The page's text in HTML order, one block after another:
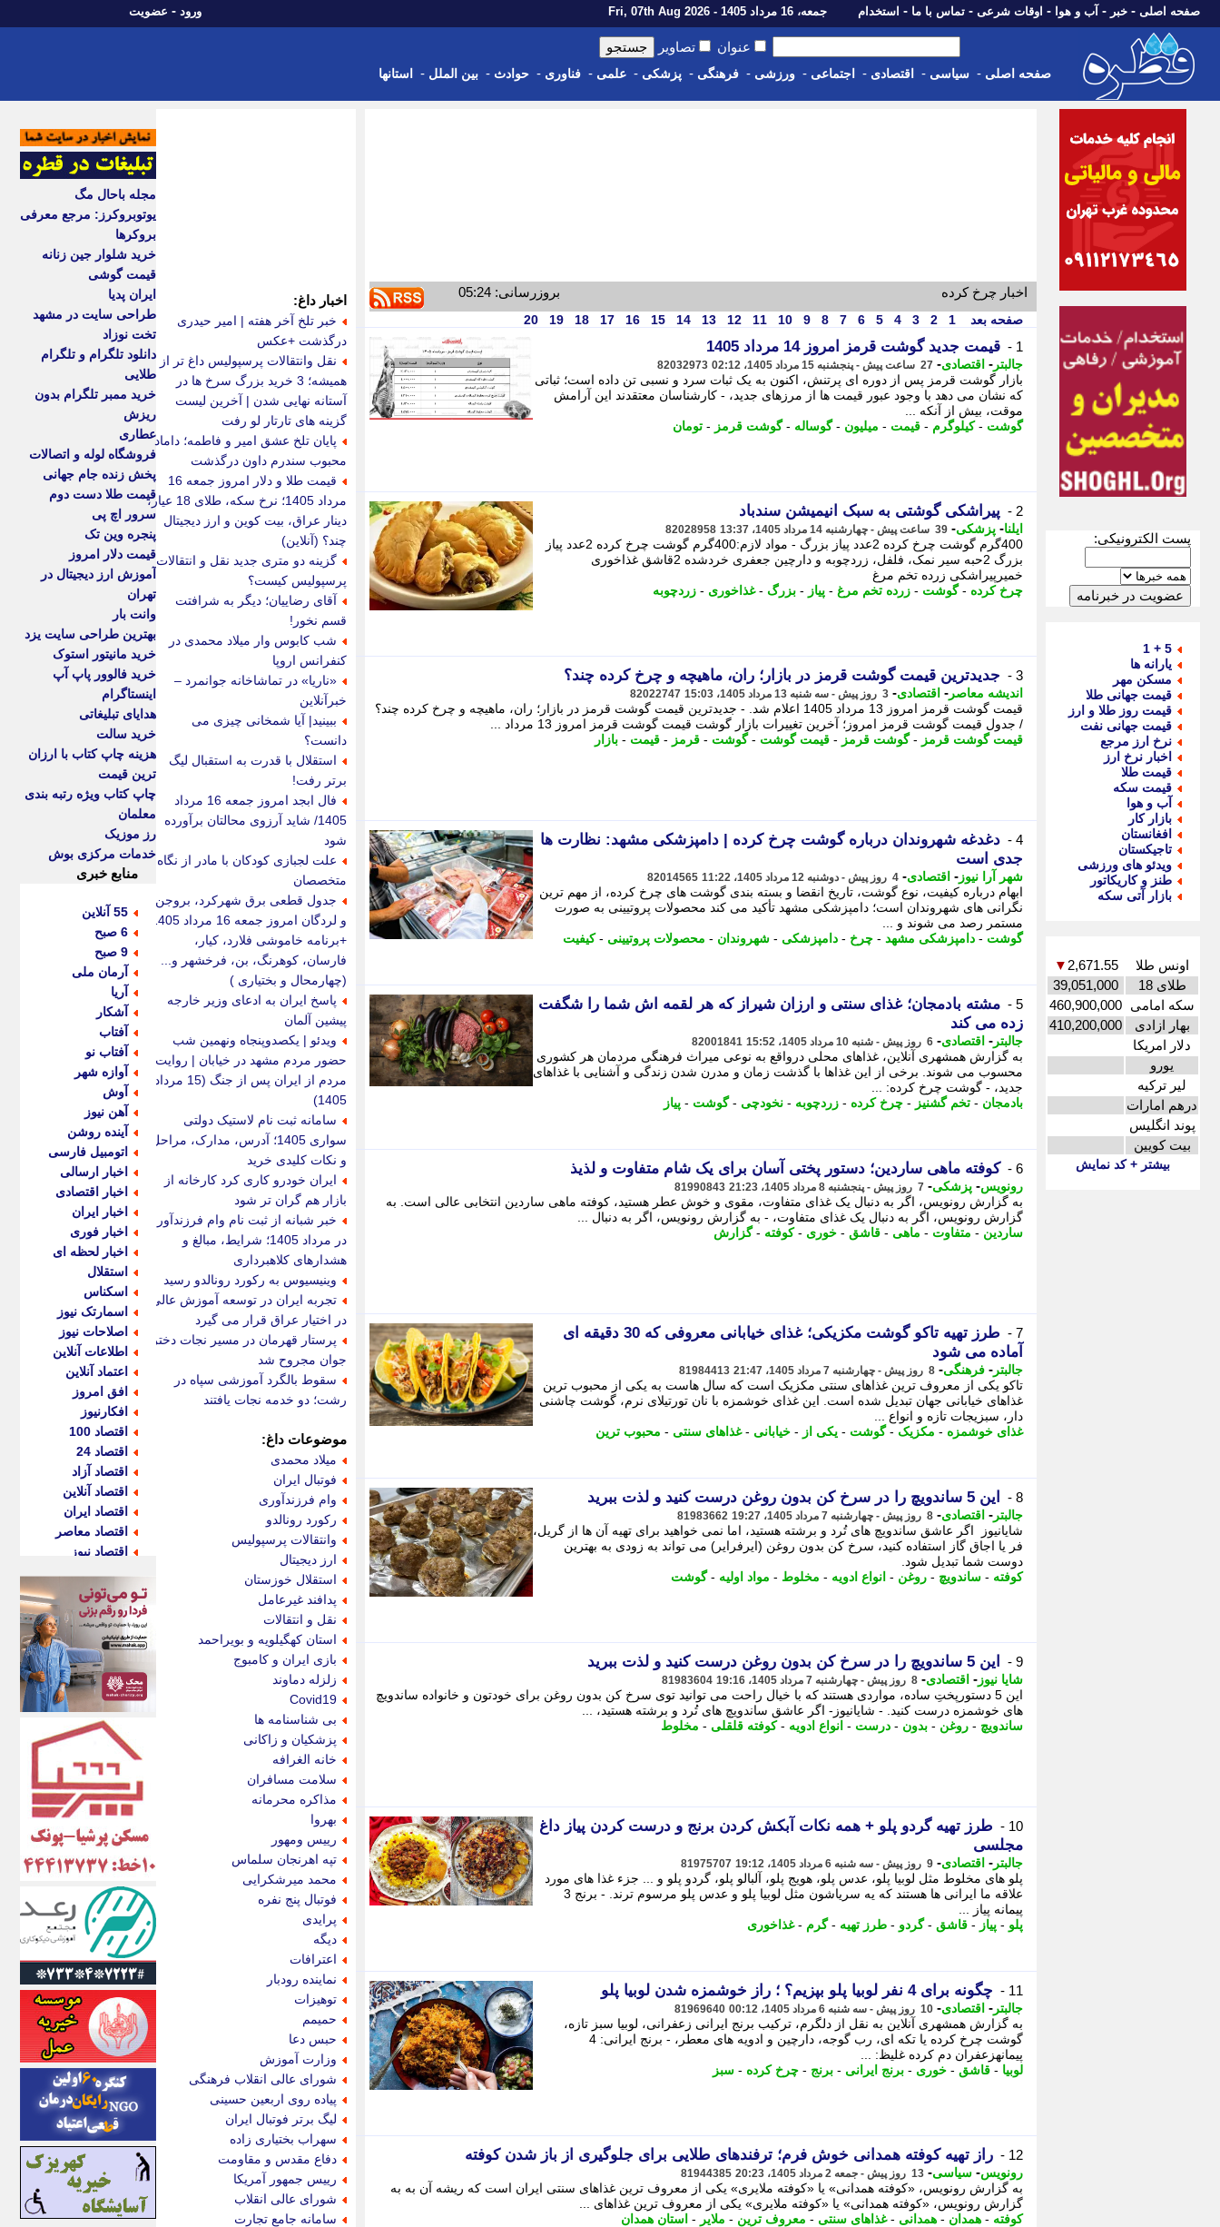
صفحه اصلی - خبر - آب و هوا - اوقات شرعی - تماس با ما - استخدام جمعه، 16 مرداد 1405 - Fri, 07th Aug 2026 ورود - عضویت
عنوان تصاویر
صفحه اصلی - سیاسی - اقتصادی - اجتماعی - ورزشی - فرهنگی - پزشکی - علمی - فناوری - حوادث - بین الملل - استانها
پست الکترونیکی:
5 + 1
یارانه ها
مسکن مهر
قیمت جهانی طلا
قیمت روز طلا و ارز
قیمت جهانی نفت
نرخ ارز مرجع
اخبار نرخ ارز
قیمت طلا
قیمت سکه
آب و هوا
بازار کار
افغانستان
تاجیکستان
ویدئو های ورزشی
طنز و کاریکاتور
بازار آتی سکه
اونس طلا 2,671.55
▼
طلای 18
39,051,000
سکه امامی 460,900,000
بهار ازادی
410,200,000
دلار امریکا
یورو
لیر ترکیه
درهم امارات
پوند انگلیس
بیت کویین
بیشتر + کد نمایش
اخبار چرخ کرده بروزرسانی: 05:24
صفحه بعد 1
2
3
4
5
6
7
8
9
10
11
12
13
14
15
16
17
18
19
20
1 - قیمت جدید گوشت قرمز امروز 14 مرداد 1405
جالبتر - اقتصادی- 27 ساعت پیش - پنجشنبه 15 مرداد 1405، 02:12 82032973
بازار گوشت قرمز پس از دوره ای پرتنش، اکنون به یک ثبات سرد و نسبی تن داده است؛ ثباتی
که نشان می دهد با وجود عبور قیمت ها از مرزهای جدید، - کارشناسان معتقدند این آرامش
موقت، بیش از آنکه ...
گوشت -کیلوگرم - قیمت - میلیون -گوساله -گوشت قرمز - تومان
2 - پیراشکی گوشتی به سبک انیمیشن سندباد
ایلنا- پزشکی- 39 ساعت پیش - چهارشنبه 14 مرداد 1405، 13:37 82028958
400گرم گوشت چرخ کرده 2عدد پیاز بزرگ - مواد لازم:400گرم گوشت چرخ کرده 2عدد پیاز
بزرگ 2حبه سیر نمک، فلفل، زردچوبه و دارچین جعفری خردشده 2قاشق غذاخوری
خمیرپیراشکی زرده تخم مرغ
چرخ کرده -گوشت - زرده تخم مرغ - پیاز - بزرگ -غذاخوری - زردچوبه
3 - جدیدترین قیمت گوشت قرمز در بازار؛ ران، ماهیچه و چرخ کرده چند؟
اندیشه معاصر - اقتصادی- 3 روز پیش - سه شنبه 13 مرداد 1405، 15:03 82022747
قیمت گوشت قرمز امروز 13 مرداد 1405 اعلام شد. - جدیدترین قیمت گوشت قرمز در بازار؛ ران، ماهیچه و چرخ کرده چند؟
/ جدول قیمت گوشت قرمز امروز؛ آخرین تغییرات بازار گوشت قیمت گوشت قرمز امروز 13 مرداد ...
قیمت گوشت قرمز -گوشت قرمز - قیمت گوشت -گوشت - قرمز - قیمت - بازار
4 -
دغدغه شهروندان درباره گوشت چرخ کرده | دامپزشکی مشهد: نظارت ها
جدی است
شهر آرا نیوز - اقتصادی- 4 روز پیش - دوشنبه 12 مرداد 1405، 11:22 82014565
ابهام درباره کیفیت، نوع گوشت، تاریخ انقضا و بسته بندی گوشت های چرخ کرده، از مهم ترین
نگرانی های شهروندان است؛ دامپزشکی مشهد تأکید می کند محصولات پروتیینی به صورت
مستمر رصد می شوند و ...
گوشت - دامپزشکی مشهد - چرخ - دامپزشکی - شهروندان - محصولات پروتیینی -کیفیت
5 -
مشته بادمجان؛ غذای سنتی و ارزان شیراز که هر لقمه اش شما را شگفت
زده می کند
جالبتر - اقتصادی- 6 روز پیش - شنبه 10 مرداد 1405، 15:52 82001841
به گزارش همشهری آنلاین، غذاهای محلی درواقع به نوعی میراث فرهنگی مردمان هر کشوری
محسوب می شوند. برخی از این غذاها با گذشت زمان و مدرن شدن زندگی و آشنایی با غذاهای
جدید، - گوشت چرخ کرده: ...
بادمجان - تخم گشنیز - چرخ کرده - زردچوبه - نخودچی -گوشت - پیاز
6 - کوفته ماهی ساردین؛ دستور پختی آسان برای یک شام متفاوت و لذیذ
رونویس- پزشکی- 7 روز پیش - پنجشنبه 8 مرداد 1405، 21:23 81990843
به گزارش رونویس، اگر به دنبال یک غذای متفاوت، مقوی و خوش عطر هستید، کوفته ماهی ساردین انتخابی عالی است. به
گزارش رونویس، اگر به دنبال یک غذای متفاوت، - به گزارش رونویس، اگر به دنبال ...
ساردین - متفاوت - ماهی - قاشق - خوری -کوفته -گزارش
7 -
طرز تهیه تاکو گوشت مکزیکی؛ غذای خیابانی معروفی که 30 دقیقه ای
آماده می شود
جالبتر - فرهنگی- 8 روز پیش - چهارشنبه 7 مرداد 1405، 21:47 81984413
تاکو یکی از معروف ترین غذاهای سنتی مکزیک است که سال هاست به یکی از محبوب ترین
غذاهای خیابانی جهان تبدیل شده است. این غذای خوشمزه با نان تورتیلای نرم، گوشت چاشنی
دار، سبزیجات تازه و انواع ...
غذای خوشمزه - مکزیک -گوشت - یکی از - خیابانی -غذاهای سنتی - محبوب ترین
8 - این 5 ساندویچ را در سرخ کن بدون روغن درست کنید و لذت ببرید
جالبتر - اقتصادی- 8 روز پیش - چهارشنبه 7 مرداد 1405، 19:27 81983662
شایانیوز اگر عاشق ساندویچ های تُرد و برشته هستید، اما نمی خواهید برای تهیه آن ها از گریل،
فر یا اجاق گاز استفاده کنید، سرخ کن بدون روغن (ایرفرایر) می تواند به زودی به بهترین
دوست شما تبدیل شود.
کوفته - ساندویچ - روغن - انواع ادویه - مخلوط - مواد اولیه -گوشت
9 - این 5 ساندویچ را در سرخ کن بدون روغن درست کنید و لذت ببرید
شایا نیوز - اقتصادی- 8 روز پیش - چهارشنبه 7 مرداد 1405، 19:16 81983604
این 5 دستورپختِ ساده، مواردی هستند که با خیال راحت می توانید توی سرخ کن بدون روغن برای خودتون و خانواده ساندویچ
های خوشمزه درست کنید. - شایانیوز- اگر عاشق ساندویچ های تُرد و برشته هستید، ...
ساندویچ - روغن - بدون - درست - انواع ادویه -کوفته قلقلی - مخلوط
10 -
طرز تهیه گردو پلو + همه نکات آبکش کردن برنج و درست کردن پیاز داغ
مجلسی
جالبتر - اقتصادی- 9 روز پیش - سه شنبه 6 مرداد 1405، 19:12 81975707
پلو های مخلوط مثل لوبیا پلو، عدس پلو، هویج پلو، آلبالو پلو، گردو پلو و ... جزء غذا های مورد
علاقه ما ایرانی ها هستند که یه سریاشون مثل لوبیا پلو و عدس پلو مرسوم ترند. - برنج 3
پیمانه پیاز ...
پلو - پیاز - قاشق -گردو - طرز تهیه -گرم -غذاخوری
11 - چگونه برای 4 نفر لوبیا پلو بپزیم؟ ؛ راز خوشمزه شدن لوبیا پلو
جالبتر - اقتصادی- 10 روز پیش - سه شنبه 6 مرداد 1405، 00:12 81969640
به گزارش همشهری آنلاین به نقل از دلگرم، ترکیب برنج ایرانی زعفرانی، لوبیا سبز تازه،
گوشت چرخ کرده یا تکه ای، رب گوجه، دارچین و ادویه های معطر، - برنج ایرانی: 4
پیمانهزعفران دم کرده غلیظ: ...
لوبیا - قاشق - خوری - برنج ایرانی - برنج - چرخ کرده - سبز
12 - راز تهیه کوفته همدانی خوش فرم؛ ترفندهای طلایی برای جلوگیری از باز شدن کوفته
رونویس- سیاسی- 13 روز پیش - جمعه 2 مرداد 1405، 20:23 81944385
به گزارش رونویس، «کوفته همدانی» یا «کوفته ملایری» یکی از معروف ترین غذاهای سنتی ایران است که ریشه آن به به
گزارش رونویس، «کوفته همدانی» یا «کوفته ملایری» یکی از معروف ترین غذاهای ...
کوفته - همدان - همدانی -غذاهای سنتی - معروف ترین - ملایر - استان همدان
اخبار داغ:
خبر تلخ آخر هفته | امیر حیدری
درگذشت +عکس
نقل وانتقالات پرسپولیس داغ تر از
همیشه؛ 3 خرید بزرگ سرخ ها در
آستانه نهایی شدن | آخرین لیست
گزینه های تارتار لو رفت
پایان تلخ عشق امیر و فاطمه؛ داماد
محبوب سندرم داون درگذشت
قیمت طلا و دلار امروز جمعه 16
مرداد 1405؛ نرخ سکه، طلای 18 عیار،
دینار عراق، بیت کوین و ارز دیجیتال
چند؟ (آنلاین)
گزینه دو متری جدید نقل و انتقالات
پرسپولیس کیست؟
آقای رضاییان؛ دیگر به شرافتت
قسم نخور!
شب کابوس وار میلاد محمدی در
کنفرانس اروپا
«ناریا» در تماشاخانه جوانمرد –
خبرآنلاین
ببینید| آیا شمخانی چیزی می
دانست؟
استقلال با قدرت به استقبال لیگ
برتر رفت!
فال ابجد امروز جمعه 16 مرداد
1405/ شاید آرزوی محالتان برآورده
شود
علت لجبازی کودکان با مادر از نگاه
متخصصان
جدول قطعی برق شهرکرد، بروجن
و لردگان امروز جمعه 16 مرداد 1405
+برنامه خاموشی فلارد، کیار،
فارسان، کوهرنگ، بن، فرخشهر و...
(چهارمحال و بختیاری )
پاسخ ایران به ادعای وزیر خارجه
پیشین آلمان
ویدئو | یکصدوپنجاه ونهمین شب
حضور مردم مشهد در خیابان | روایت
مردم از ایران پس از جنگ (15 مرداد
1405)
سامانه ثبت نام لاستیک دولتی
سواری 1405؛ آدرس، مدارک، مراحل
و نکات کلیدی خرید
ایران خودرو کاری کرد کارخانه از
بازار هم گران تر شود
خبر شبانه از ثبت نام وام فرزندآوری
در مرداد 1405؛ شرایط، مبالغ و
هشدارهای کلاهبرداری
وینیسیوس به رکورد رونالدو رسید
تجربه ایران در توسعه آموزش عالی
در اختیار عراق قرار می گیرد
پرستار قهرمان در مسیر نجات دختر
جوان مجروح شد
سقوط بالگرد آموزشی سپاه در
رشت؛ دو خدمه نجات یافتند
موضوعات داغ:
میلاد محمدی
فوتبال ایران
وام فرزندآوری
رکورد رونالدو
وانتقالات پرسپولیس
ارز دیجیتال
استقلال خوزستان
پدافند غیرعامل
نقل و انتقالات
استان کهگیلویه و بویراحمد
بازی ایران و کامبوج
زلزله دماوند
Covid19
بی شناسنامه ها
پزشکیان و زاکانی
خانه الغرافه
سلامت مسافران
مذاکره محرمانه
بهروا
رییس ومهور
تپه اهرنجان سلماس
محمد میرشکرایی
فوتبال پنج نفره
پرایدی
دیگه
اعترافات
نماینده رودبار
توهیزات
حمیمم
حبس دعا
وزارت آموزش
شورای عالی انقلاب فرهنگی
پیاده روی اربعین حسینی
لیگ برتر فوتبال ایران
سهراب بختیاری زاده
دفاع مقدس و مقاومت
رییس جمهور آمریکا
شورای عالی انقلاب
سامانه جامع تجارت
مجله باحال مگ
یوتوبروکرز: مرجع معرفی
بروکرها
خرید شلوار جین زنانه
قیمت گوشی
ایران پدیا
طراحی سایت در مشهد
تخت نوزاد
دانلود تلگرام و تلگرام
طلایی
خرید ممبر تلگرام بدون
ریزش
عطاری
فروشگاه لوله و اتصالات
پخش زنده جام جهانی
قیمت طلا دست دوم
سرور اچ پی
پنجره وین تک
قیمت دلار امروز
آموزش ارز دیجیتال در
تهران
وانت بار
بهترین طراحی سایت یزد
خرید مانیتور استوک
خرید فالوور پاپ آپ
اینستاگرام
هدایای تبلیغاتی
خرید سالت
هزینه چاپ کتاب با ارزان
ترین قیمت
چاپ کتاب ویژه رتبه بندی
معلمان
رز موزیک
خدمات مرکزی بوش
منابع خبری
55 آنلاین
6 صبح
9 صبح
آرمان ملی
آریا
آشکار
آفتاب
آفتاب نو
آوازه شهر
آوش
آهن نیوز
آینده روشن
اتومبیل فارسی
اخبار ارسالی
اخبار اقتصادی
اخبار ایران
اخبار فوری
اخبار لحظه ای
استقلال
اسکناس
اسمارتک نیوز
اصلاحات نیوز
اطلاعات آنلاین
اعتماد آنلاین
افق امروز
افکارنیوز
اقتصاد 100
اقتصاد 24
اقتصاد آزاد
اقتصاد آنلاین
اقتصاد ایران
اقتصاد معاصر
اقتصاد نیوز
اکوفارس
اکونگار
اکونیوز
الف
انتشار آنلاین
اندیشه قرن
اندیشه معاصر
اندیشه ها
انرژی پرس
ای استخدام
ایتنا
ایراف
ایران آرت
ایران آنلاین
ایران زندگی
ایران فوری
ایرانی روز
ایرانیتال
ایرنا
ایسکانیوز
ایسنا
ایکنا
ایلنا
اینتیتر
ایونا نیوز
بازتاب آنلاین
باشگاه خبرنگاران
باغستان نیوز
بامبوک
ببین و بخون
بدینسان
بنکر